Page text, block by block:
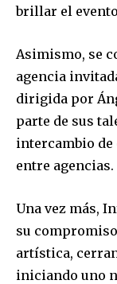
brillar el
Asimismo, se
agencia
dirigida por
parte de sus
intercambio
entre agencias.
Una vez más,
su
artística,
iniciando uno